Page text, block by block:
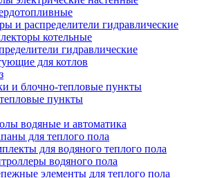
и распределители гидравлические
котельные
гидравлические
для котлов
и блочно-тепловые пункты
пункты
водяные и автоматика
для теплого пола
для водяного теплого пола
водяного пола
элементы для теплого пола